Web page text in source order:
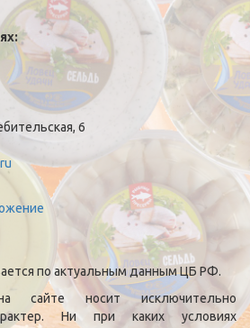
6
по актуальным данным ЦБ РФ.
сайте носит исключительно
Ни при каких условиях